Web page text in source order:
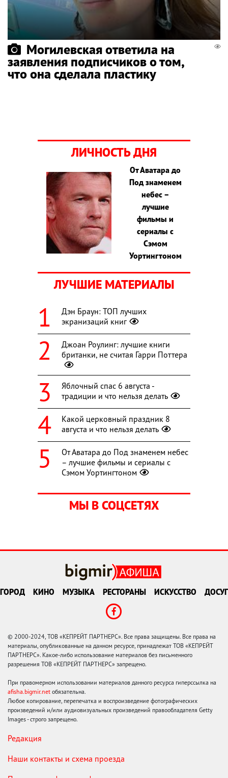
Могилевская ответила на
заявления подписчиков о том,
что она сделала пластику
ЛИЧНОСТЬ ДНЯ
От Аватара до
Под знаменем
небес –
лучшие
фильмы и
сериалы с
Сэмом
Уортингтоном
ЛУЧШИЕ МАТЕРИАЛЫ
Дэн Браун: ТОП лучших
экранизаций книг
Джоан Роулинг: лучшие книги
британки, не считая Гарри Поттера
Яблочный спас 6 августа -
традиции и что нельзя делать
Какой церковный праздник 8
августа и что нельзя делать
От Аватара до Под знаменем небес
– лучшие фильмы и сериалы с
Сэмом Уортингтоном
МЫ В СОЦСЕТЯХ
ГОРОД КИНО МУЗЫКА РЕСТОРАНЫ ИСКУССТВО ДОСУГ
© 2000-2024, ТОВ «КЕПРЕЙТ ПАРТНЕРС». Все права защищены. Все права на
материалы, опубликованные на данном ресурсе, принадлежат ТОВ «КЕПРЕЙТ
ПАРТНЕРС». Какое-либо использование материалов без письменного
разрешения ТОВ «КЕПРЕЙТ ПАРТНЕРС» запрещено.
При правомерном использовании материалов данного ресурса гиперссылка на
afisha.bigmir.net обязательна.
Любое копирование, перепечатка и воспроизведение фотографических
произведений и/или аудиовизуальных произведений правообладателя Getty
Images - строго запрещено.
Редакция
Наши контакты и схема проезда